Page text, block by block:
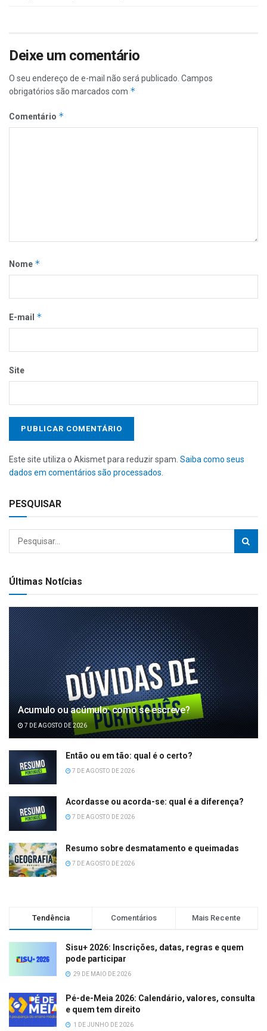
Deixe um comentário
O seu endereço de e-mail não será publicado. Campos
obrigatórios são marcados com *
Comentário *
Nome *
E-mail *
Site
Este site utiliza o Akismet para reduzir spam. Saiba como seus
dados em comentários são processados
PESQUISAR
Últimas Notícias
Acumulo ou acúmulo: como se escreve?
7 DE AGOSTO DE 2026
Então ou em tão: qual é o certo?
7 DE AGOSTO DE 2026
Acordasse ou acorda-se: qual é a diferença?
7 DE AGOSTO DE 2026
Resumo sobre desmatamento e queimadas
7 DE AGOSTO DE 2026
Tendência Comentários Mais Recente
Sisu+ 2026: Inscrições, datas, regras e quem
pode participar
29 DE MAIO DE 2026
Pé-de-Meia 2026: Calendário, valores, consulta
e quem tem direito
1 DE JUNHO DE 2026